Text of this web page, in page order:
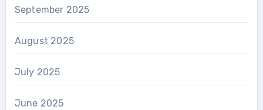
September 2025
August 2025
July 2025
June 2025